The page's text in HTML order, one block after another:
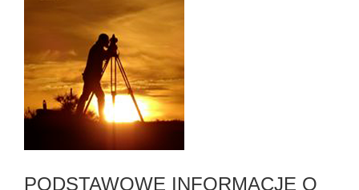
PODSTAWOWE INFORMACJE O